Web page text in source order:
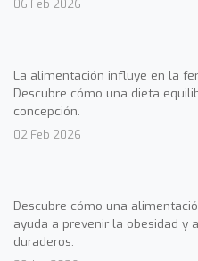
06 Feb 2026
La alimentación influye en la
Descubre cómo una dieta
concepción.
02 Feb 2026
Descubre cómo una
ayuda a prevenir la obesidad y
duraderos.